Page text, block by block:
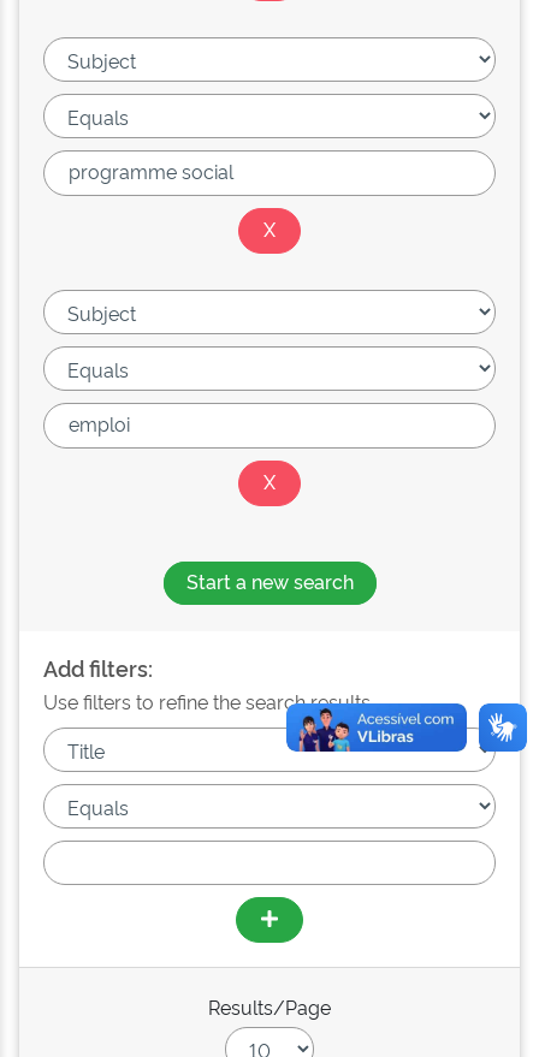
Start a new search
Add filters:
Use filters to refine the search results.
Results/Page